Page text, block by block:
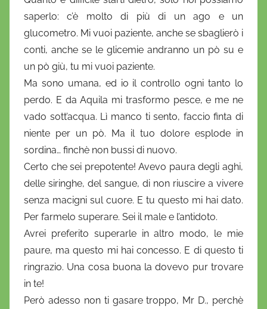
saperlo: c’è molto di più di un ago e un
glucometro. Mi vuoi paziente, anche se sbaglierò i
conti, anche se le glicemie andranno un pò su e
un pò giù, tu mi vuoi paziente.
Ma sono umana, ed io il controllo ogni tanto lo
perdo. E da Aquila mi trasformo pesce, e me ne
vado sott’acqua. Lì manco ti sento, faccio finta di
niente per un pò. Ma il tuo dolore esplode in
sordina… finchè non bussi di nuovo.
Certo che sei prepotente! Avevo paura degli aghi,
delle siringhe, del sangue, di non riuscire a vivere
senza macigni sul cuore. E tu questo mi hai dato.
Per farmelo superare. Sei il male e l’antidoto.
Avrei preferito superarle in altro modo, le mie
paure, ma questo mi hai concesso. E di questo ti
ringrazio. Una cosa buona la dovevo pur trovare
in te!
Però adesso non ti gasare troppo, Mr D., perchè